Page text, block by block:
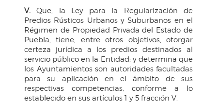
V. Que, la Ley para la Regularización de
Predios Rústicos Urbanos y Suburbanos en el
Régimen de Propiedad Privada del Estado de
Puebla, tiene, entre otros objetivos, otorgar
certeza jurídica a los predios destinados al
servicio público en la Entidad; y determina que
los Ayuntamientos son autoridades facultadas
para su aplicación en el ámbito de sus
respectivas competencias, conforme a lo
establecido en sus artículos 1 y 5 fracción V.